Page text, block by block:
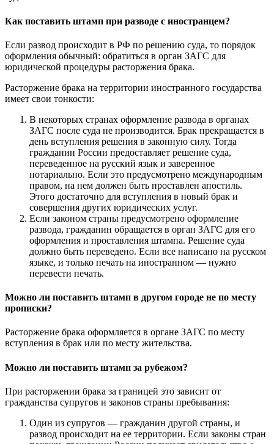
Как поставить штамп при разводе с иностранцем?
Если развод происходит в РФ по решению суда, то порядок
оформления обычный: обратиться в орган ЗАГС для
юридической процедуры расторжения брака.
Расторжение брака на территории иностранного государства
имеет свои тонкости:
В некоторых странах оформление развода в органах
ЗАГС после суда не производится. Брак прекращается в
день вступления решения в законную силу. Тогда
гражданин России предоставляет решение суда,
переведенное на русский язык и заверенное
нотариально. Если это предусмотрено международным
правом, на нем должен быть проставлен апостиль.
Этого достаточно для вступления в новый брак и
совершения других юридических услуг.
Если законом страны предусмотрено оформление
развода, гражданин обращается в орган ЗАГС для его
оформления и проставления штампа. Решение суда
должно быть переведено. Если все написано на русском
языке, и только печать на иностранном — нужно
перевести печать.
Можно ли поставить штамп в другом городе не по месту
прописки?
Расторжение брака оформляется в органе ЗАГС по месту
вступления в брак или по месту жительства.
Можно ли поставить штамп за рубежом?
При расторжении брака за границей это зависит от
гражданства супругов и законов страны пребывания:
Один из супругов — гражданин другой страны, и
развод происходит на ее территории. Если законы стран